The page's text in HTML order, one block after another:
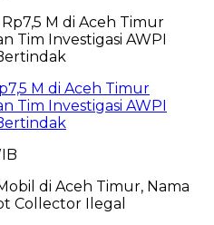
M di Aceh Timur
Tim Investigasi AWPI